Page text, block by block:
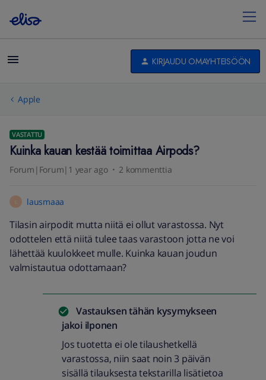
KIRJAUDU OMAYHTEISÖÖN
Apple
VASTATTU
Kuinka kauan kestää toimittaa Airpods?
Forum|Forum|1 year ago 2 kommenttia
lausmaaa
Tilasin airpodit mutta niitä ei ollut varastossa. Nyt
odottelen että niitä tulee taas varastoon jotta ne voi
lähettää kuulokkeet mulle. Kuinka kauan joudun
valmistautua odottamaan?
Vastauksen tähän kysymykseen
jakoi ilponen
Jos tuotetta ei ole tilaushetkellä
varastossa, niin saat noin 3 päivän
sisällä tilauksesta tekstarilla lisätietoa